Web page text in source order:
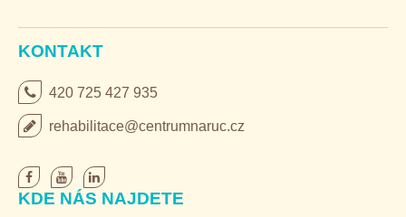
KONTAKT
420 725 427 935
rehabilitace@centrumnaruc.cz
KDE NÁS NAJDETE